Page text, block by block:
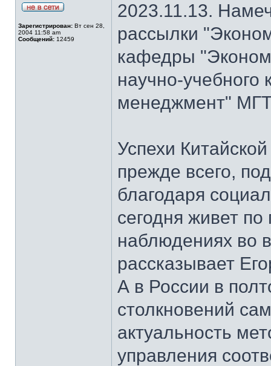
Зарегистрирован: Вт сен 28,
2004 11:58 am
Сообщений: 12459
2023.11.13.
рассылки
кафедры
научно-
менеджмент"
Успехи
прежде всего,
благодаря
сегодня живет
наблюдениях во
рассказывает
А в России в
столкновений
актуальность
управления